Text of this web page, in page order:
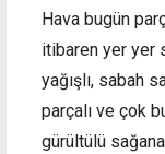
Hava bugün
itibaren yer yer
yağışlı, sabah
parçalı ve çok
gürültülü